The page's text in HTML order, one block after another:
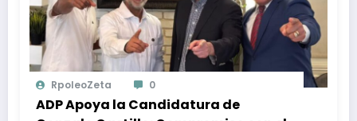
RpoleoZeta 0
ADP Apoya la Candidatura de